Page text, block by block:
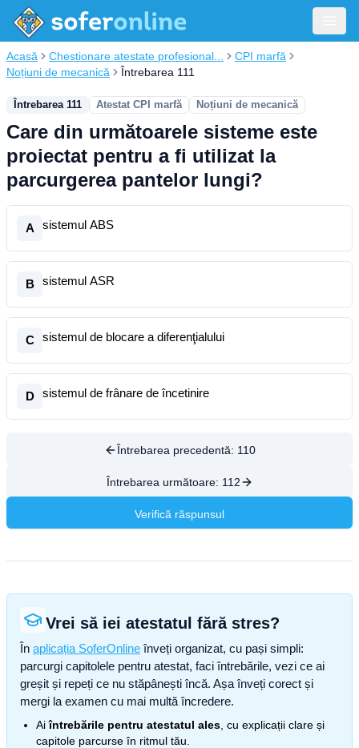
Acasă Chestionare atestate profesional...
CPI marfă
Noțiuni de mecanică
Întrebarea 111
Întrebarea 111 Atestat CPI marfă Noțiuni de mecanică
Care din următoarele sisteme este
proiectat pentru a fi utilizat la
parcurgerea pantelor lungi?
A sistemul ABS
B sistemul ASR
C sistemul de blocare a diferenţialului
D sistemul de frânare de încetinire
Întrebarea precedentă: 110
Întrebarea următoare: 112
Verifică răspunsul
Vrei să iei atestatul fără stres?
În aplicația SoferOnline înveți organizat, cu pași simpli:
parcurgi capitolele pentru atestat, faci întrebările, vezi ce ai
greșit și repeți ce nu stăpânești încă. Așa înveți corect și
mergi la examen cu mai multă încredere.
Aiîntrebările pentru atestatul ales , cu explicații clare și
capitole parcurse în ritmul tău.